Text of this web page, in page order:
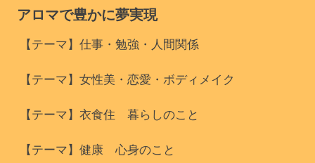
アロマで豊かに夢実現
【テーマ】仕事・勉強・人間関係
【テーマ】女性美・恋愛・ボディメイク
【テーマ】衣食住 暮らしのこと
【テーマ】健康 心身のこと